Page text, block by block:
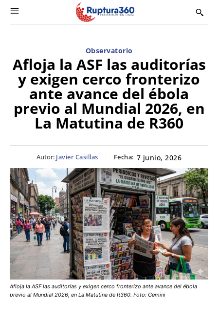
Observatorio
Afloja la ASF las auditorías
y exigen cerco fronterizo
ante avance del ébola
previo al Mundial 2026, en
La Matutina de R360
Autor: Javier Casillas Fecha: 7 junio, 2026
Afloja la ASF las auditorías y exigen cerco fronterizo ante avance del ébola
previo al Mundial 2026, en La Matutina de R360. Foto: Gemini